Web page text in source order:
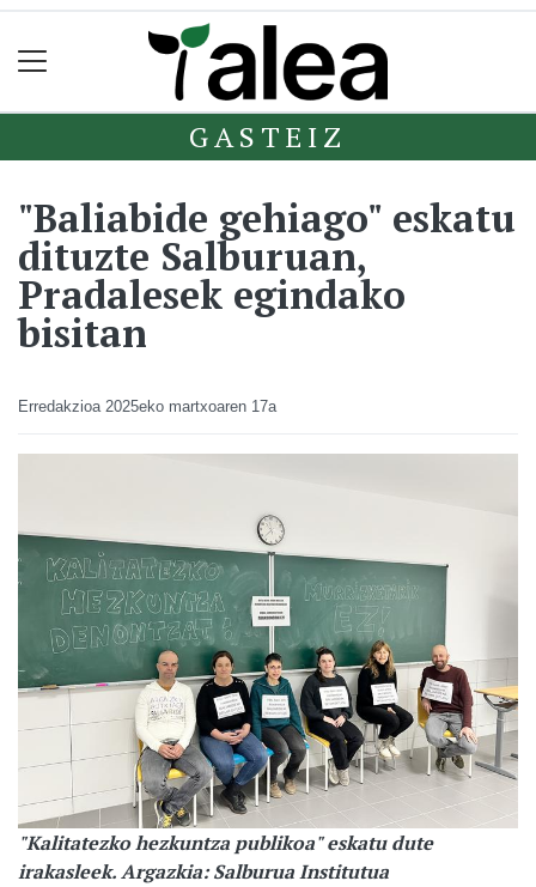
GASTEIZ
"Baliabide gehiago" eskatu
dituzte Salburuan,
Pradalesek egindako
bisitan
Erredakzioa 2025eko martxoaren 17a
"Kalitatezko hezkuntza publikoa" eskatu dute
irakasleek. Argazkia: Salburua Institutua